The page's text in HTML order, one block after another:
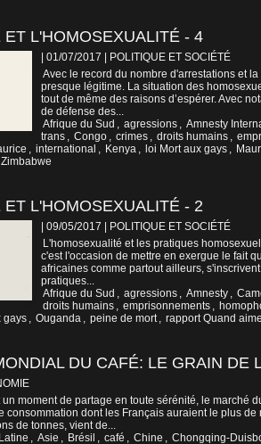
ET L'HOMOSEXUALITÉ - 4
| 01/07/2017
POLITIQUE ET SOCIÉTÉ
Avec le record du nombre d'arrestations et
presque légitime. La situation des
tout de même des raisons d’espérer. Avec
de défense des...
Afrique du Sud , agressions , Amnesty
trans , Congo , crimes , droits humains ,
, international , Kenya , loi Mort aux gays ,
Zimbabwe
ET L'HOMOSEXUALITÉ - 2
| 09/05/2017
POLITIQUE ET SOCIÉTÉ
L'homosexualité et les pratiques
c'est l'occasion de mettre en exergue le fait
africaines comme partout ailleurs,
pratiques...
Afrique du Sud , agressions , Amnesty ,
droits humains , emprisonnements ,
gays , Ouganda , peine de mort , rapport Quand
DU CAFÉ: LE GRAIN DE
moment de partage en toute sérénité, le marché
consommation dont les Français auraient le plus
de tonnes, vient de...
, Asie , Brésil , café , Chine , Chongqing-